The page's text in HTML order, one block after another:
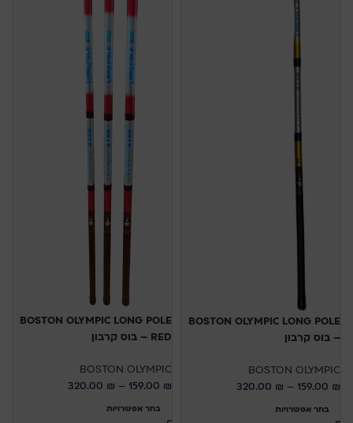
BOSTON OLYMPIC LONG POLE
– בוס קרבון
BOSTON OLYMPIC
159.00 ₪
–
320.00 ₪
בחר אפשרויות
BOSTON OLYMPIC LONG POLE
RED – בוס קרבון
BOSTON OLYMPIC
159.00 ₪
–
320.00 ₪
בחר אפשרויות